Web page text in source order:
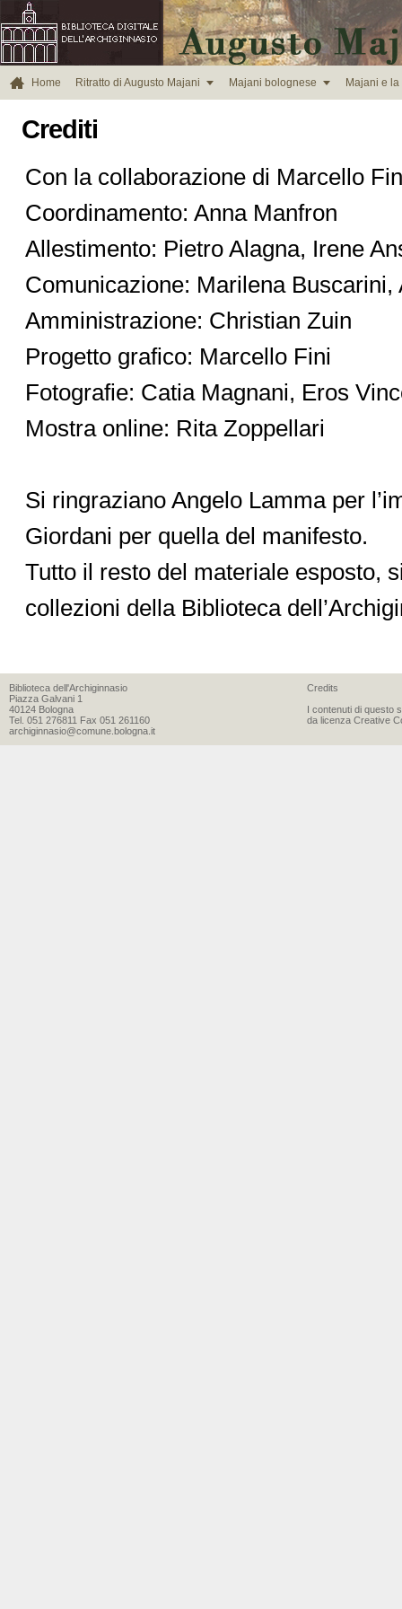
 Home Ritratto di Augusto Majani  Majani bolognese  Majani e
Crediti
Con la collaborazione di Marcello
Coordinamento: Anna Manfron
Allestimento: Pietro Alagna, Irene
Comunicazione: Marilena Buscarini,
Amministrazione: Christian Zuin
Progetto grafico: Marcello Fini
Fotografie: Catia Magnani, Eros
Mostra online: Rita Zoppellari
Si ringraziano Angelo Lamma per
Giordani per quella del manifesto.
Tutto il resto del materiale esposto,
collezioni della Biblioteca
Biblioteca dell'Archiginnasio
Piazza Galvani 1
40124 Bologna
Tel. 051 276811 Fax 051 261160
archiginnasio@comune.bologna.it
Credits
I contenuti di questo
da licenza Creative